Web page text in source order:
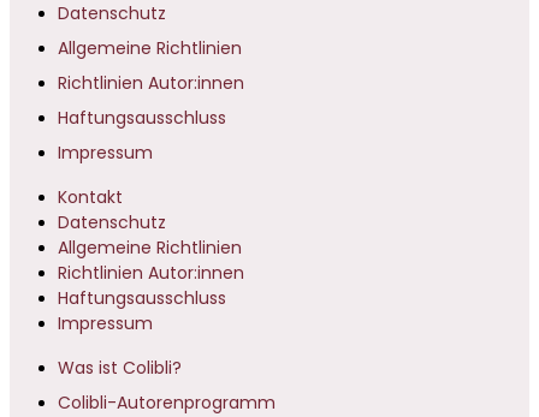
Datenschutz
Allgemeine Richtlinien
Richtlinien Autor:innen
Haftungsausschluss
Impressum
Kontakt
Datenschutz
Allgemeine Richtlinien
Richtlinien Autor:innen
Haftungsausschluss
Impressum
Was ist Colibli?
Colibli-Autorenprogramm